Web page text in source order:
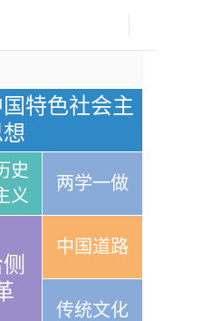
特色社会主
史
义
两学一做
中国道路
传统文化